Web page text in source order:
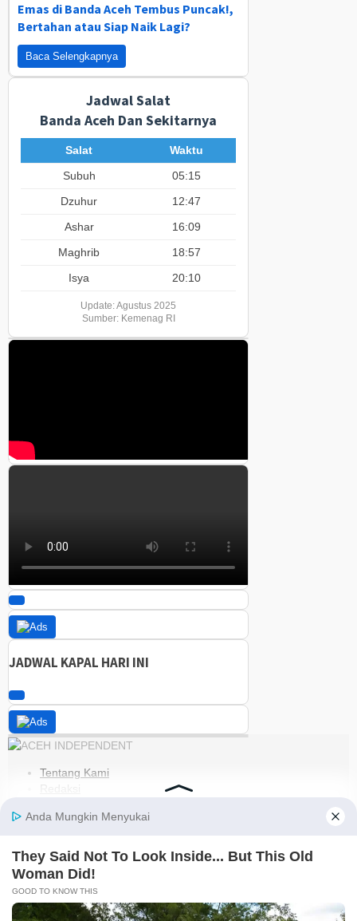
Emas di Banda Aceh Tembus Puncak!,
Bertahan atau Siap Naik Lagi?
Baca Selengkapnya
Jadwal Salat
Banda Aceh Dan Sekitarnya
Salat
Waktu
Subuh
05:15
Dzuhur
12:47
Ashar
16:09
Maghrib
18:57
Isya
20:10
Update: Agustus 2025
Sumber: Kemenag RI
JADWAL KAPAL HARI INI
Tentang Kami
Redaksi
Pedoman Media Siber
Kebijakan Privasi
Jaringan Social
Facebook